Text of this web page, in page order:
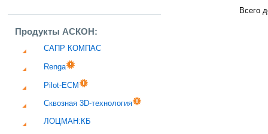
Продукты АСКОН:
САПР КОМПАС
Renga
Pilot-ECM
Сквозная 3D-технология
ЛОЦМАН:КБ
Всего